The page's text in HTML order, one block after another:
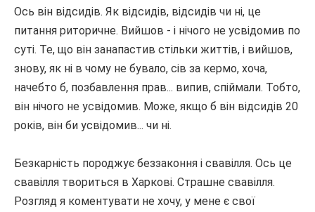
Ось він відсидів. Як відсидів, відсидів чи ні, це
питання риторичне. Вийшов - і нічого не усвідомив по
суті. Те, що він занапастив стільки життів, і вийшов,
знову, як ні в чому не бувало, сів за кермо, хоча,
начебто б, позбавлення прав... випив, спіймали. Тобто,
він нічого не усвідомив. Може, якщо б він відсидів 20
років, він би усвідомив... чи ні.
Безкарність породжує беззаконня і свавілля. Ось це
свавілля твориться в Харкові. Страшне свавілля.
Розгляд я коментувати не хочу, у мене є свої